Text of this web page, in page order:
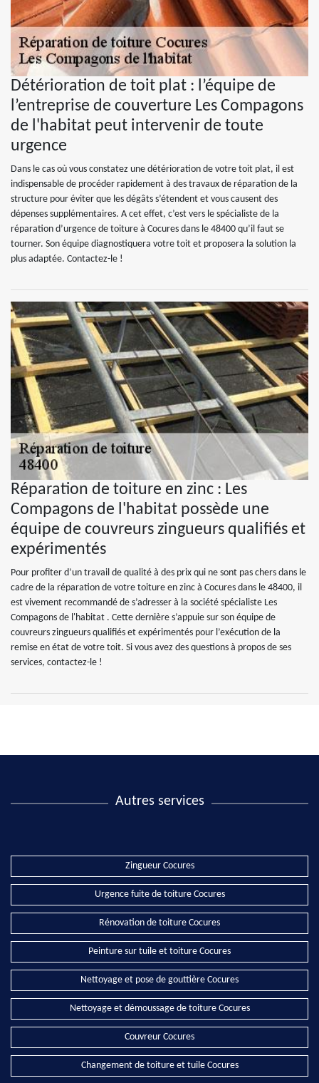
Détérioration de toit plat : l’équipe de
l’entreprise de couverture Les Compagons
de l'habitat peut intervenir de toute
urgence
Dans le cas où vous constatez une détérioration de votre toit plat, il est
indispensable de procéder rapidement à des travaux de réparation de la
structure pour éviter que les dégâts s’étendent et vous causent des
dépenses supplémentaires. A cet effet, c’est vers le spécialiste de la
réparation d’urgence de toiture à Cocures dans le 48400 qu’il faut se
tourner. Son équipe diagnostiquera votre toit et proposera la solution la
plus adaptée. Contactez-le !
Réparation de toiture en zinc : Les
Compagons de l'habitat possède une
équipe de couvreurs zingueurs qualifiés et
expérimentés
Pour profiter d’un travail de qualité à des prix qui ne sont pas chers dans le
cadre de la réparation de votre toiture en zinc à Cocures dans le 48400, il
est vivement recommandé de s’adresser à la société spécialiste Les
Compagons de l'habitat . Cette dernière s’appuie sur son équipe de
couvreurs zingueurs qualifiés et expérimentés pour l’exécution de la
remise en état de votre toit. Si vous avez des questions à propos de ses
services, contactez-le !
Autres services
Zingueur Cocures
Urgence fuite de toiture Cocures
Rénovation de toiture Cocures
Peinture sur tuile et toiture Cocures
Nettoyage et pose de gouttière Cocures
Nettoyage et démoussage de toiture Cocures
Couvreur Cocures
Changement de toiture et tuile Cocures